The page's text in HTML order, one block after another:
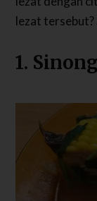
lezat tersebut?
1.